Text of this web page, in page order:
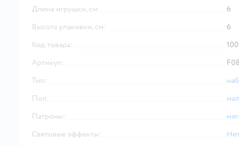
Длина игрушки, см:
6
Высота упаковки, см:
6
Код товара:
Артикул:
Тип:
Пол:
Патроны:
Световые эффекты: